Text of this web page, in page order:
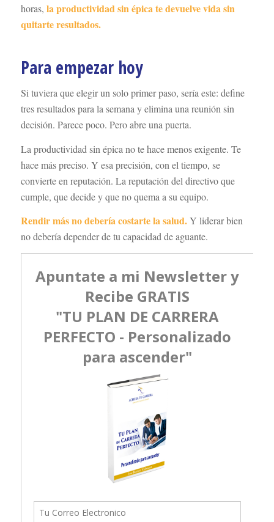
horas, la productividad sin épica te devuelve vida sin
quitarte resultados.
Para empezar hoy
Si tuviera que elegir un solo primer paso, sería este: define
tres resultados para la semana y elimina una reunión sin
decisión. Parece poco. Pero abre una puerta.
La productividad sin épica no te hace menos exigente. Te
hace más preciso. Y esa precisión, con el tiempo, se
convierte en reputación. La reputación del directivo que
cumple, que decide y que no quema a su equipo.
Rendir más no debería costarte la salud.Y liderar bien
no debería depender de tu capacidad de aguante.